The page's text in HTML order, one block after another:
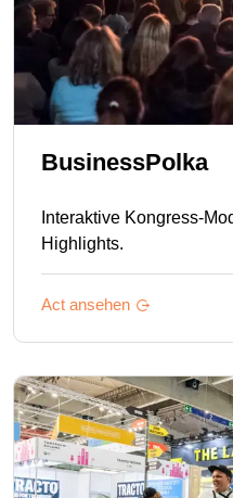
BusinessPolka
Interaktive Kongress-
Act ansehen